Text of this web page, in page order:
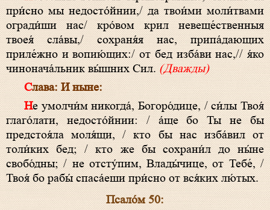
при́сно мы недосто́йнии,/ да твои́ми моли́твами
огради́ши нас/ кро́вом крил невеще́ственныя
твоея́ сла́вы,/ сохраня́я нас, припа́дающих
приле́жно и вопию́щих:/ от бед изба́ви нас,// я́ко
чинонача́льник вы́шних Сил.(Дважды)
Слава:И ныне:
Не умолчи́м никогда́, Богоро́дице, / си́лы Твоя́
глаго́лати, недосто́йнии: / áще бо Ты не бы
предстоя́ла моля́щи, / кто бы нас избáвил от
толи́ких бед; / кто же бы сохрани́л до ны́не
свобо́дны; / не отсту́пим, Влады́чице, от Тебе́, /
Твоя́ бо рабы́ спасáеши при́сно от вся́ких лю́тых.
Псало́м 50: